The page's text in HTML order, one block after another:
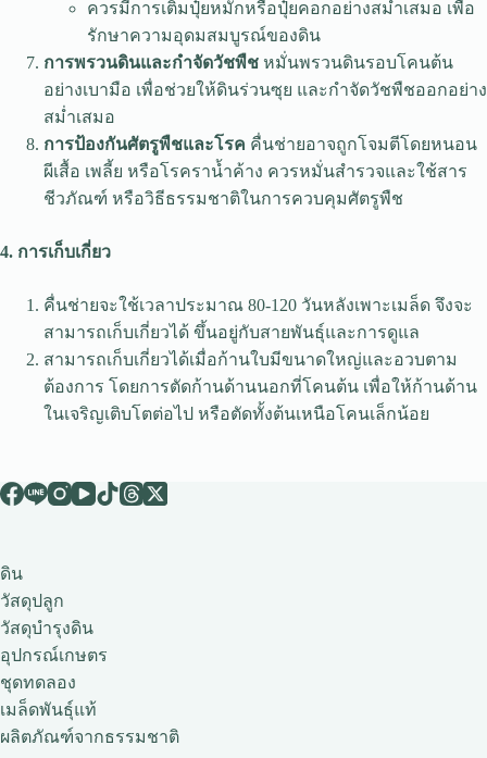
ควรมีการเติมปุ๋ยหมักหรือปุ๋ยคอกอย่างสม่ำเสมอ เพื่อ
รักษาความอุดมสมบูรณ์ของดิน
การพรวนดินและกำจัดวัชพืช หมั่นพรวนดินรอบโคนต้น
อย่างเบามือ เพื่อช่วยให้ดินร่วนซุย และกำจัดวัชพืชออกอย่าง
สม่ำเสมอ
การป้องกันศัตรูพืชและโรค คื่นช่ายอาจถูกโจมตีโดยหนอน
ผีเสื้อ เพลี้ย หรือโรคราน้ำค้าง ควรหมั่นสำรวจและใช้สาร
ชีวภัณฑ์ หรือวิธีธรรมชาติในการควบคุมศัตรูพืช
4. การเก็บเกี่ยว
คื่นช่ายจะใช้เวลาประมาณ 80-120 วันหลังเพาะเมล็ด จึงจะ
สามารถเก็บเกี่ยวได้ ขึ้นอยู่กับสายพันธุ์และการดูแล
สามารถเก็บเกี่ยวได้เมื่อก้านใบมีขนาดใหญ่และอวบตาม
ต้องการ โดยการตัดก้านด้านนอกที่โคนต้น เพื่อให้ก้านด้าน
ในเจริญเติบโตต่อไป หรือตัดทั้งต้นเหนือโคนเล็กน้อย
ดิน
วัสดุปลูก
วัสดุบำรุงดิน
อุปกรณ์เกษตร
ชุดทดลอง
เมล็ดพันธุ์แท้
ผลิตภัณฑ์จากธรรมชาติ